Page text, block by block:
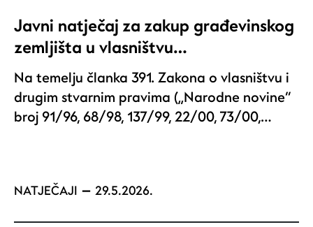
Javni natječaj za zakup građevinskog
zemljišta u vlasništvu…
Na temelju članka 391. Zakona o vlasništvu i
drugim stvarnim pravima („Narodne novine“
broj 91/96, 68/98, 137/99, 22/00, 73/00,…
NATJEČAJI 29.5.2026.